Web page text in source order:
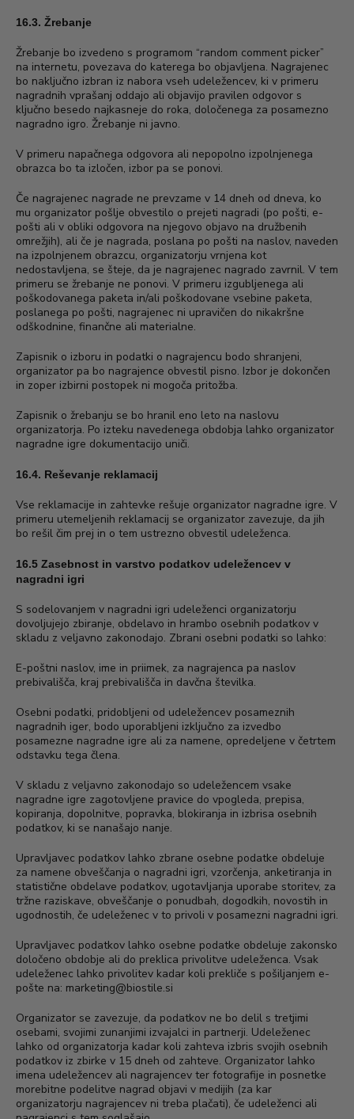
16.3. Žrebanje
Žrebanje bo izvedeno s programom “random comment picker”
na internetu, povezava do katerega bo objavljena. Nagrajenec
bo naključno izbran iz nabora vseh udeležencev, ki v primeru
nagradnih vprašanj oddajo ali objavijo pravilen odgovor s
ključno besedo najkasneje do roka, določenega za posamezno
nagradno igro. Žrebanje ni javno.
V primeru napačnega odgovora ali nepopolno izpolnjenega
obrazca bo ta izločen, izbor pa se ponovi.
Če nagrajenec nagrade ne prevzame v 14 dneh od dneva, ko
mu organizator pošlje obvestilo o prejeti nagradi (po pošti, e-
pošti ali v obliki odgovora na njegovo objavo na družbenih
omrežjih), ali če je nagrada, poslana po pošti na naslov, naveden
na izpolnjenem obrazcu, organizatorju vrnjena kot
nedostavljena, se šteje, da je nagrajenec nagrado zavrnil. V tem
primeru se žrebanje ne ponovi. V primeru izgubljenega ali
poškodovanega paketa in/ali poškodovane vsebine paketa,
poslanega po pošti, nagrajenec ni upravičen do nikakršne
odškodnine, finančne ali materialne.
Zapisnik o izboru in podatki o nagrajencu bodo shranjeni,
organizator pa bo nagrajence obvestil pisno. Izbor je dokončen
in zoper izbirni postopek ni mogoča pritožba.
Zapisnik o žrebanju se bo hranil eno leto na naslovu
organizatorja. Po izteku navedenega obdobja lahko organizator
nagradne igre dokumentacijo uniči.
16.4. Reševanje reklamacij
Vse reklamacije in zahtevke rešuje organizator nagradne igre. V
primeru utemeljenih reklamacij se organizator zavezuje, da jih
bo rešil čim prej in o tem ustrezno obvestil udeleženca.
16.5 Zasebnost in varstvo podatkov udeležencev v
nagradni igri
S sodelovanjem v nagradni igri udeleženci organizatorju
dovoljujejo zbiranje, obdelavo in hrambo osebnih podatkov v
skladu z veljavno zakonodajo. Zbrani osebni podatki so lahko:
E-poštni naslov, ime in priimek, za nagrajenca pa naslov
prebivališča, kraj prebivališča in davčna številka.
Osebni podatki, pridobljeni od udeležencev posameznih
nagradnih iger, bodo uporabljeni izključno za izvedbo
posamezne nagradne igre ali za namene, opredeljene v četrtem
odstavku tega člena.
V skladu z veljavno zakonodajo so udeležencem vsake
nagradne igre zagotovljene pravice do vpogleda, prepisa,
kopiranja, dopolnitve, popravka, blokiranja in izbrisa osebnih
podatkov, ki se nanašajo nanje.
Upravljavec podatkov lahko zbrane osebne podatke obdeluje
za namene obveščanja o nagradni igri, vzorčenja, anketiranja in
statistične obdelave podatkov, ugotavljanja uporabe storitev, za
tržne raziskave, obveščanje o ponudbah, dogodkih, novostih in
ugodnostih, če udeleženec v to privoli v posamezni nagradni igri.
Upravljavec podatkov lahko osebne podatke obdeluje zakonsko
določeno obdobje ali do preklica privolitve udeleženca. Vsak
udeleženec lahko privolitev kadar koli prekliče s pošiljanjem e-
pošte na: marketing@biostile.si
Organizator se zavezuje, da podatkov ne bo delil s tretjimi
osebami, svojimi zunanjimi izvajalci in partnerji. Udeleženec
lahko od organizatorja kadar koli zahteva izbris svojih osebnih
podatkov iz zbirke v 15 dneh od zahteve. Organizator lahko
imena udeležencev ali nagrajencev ter fotografije in posnetke
morebitne podelitve nagrad objavi v medijih (za kar
organizatorju nagrajencev ni treba plačati), če udeleženci ali